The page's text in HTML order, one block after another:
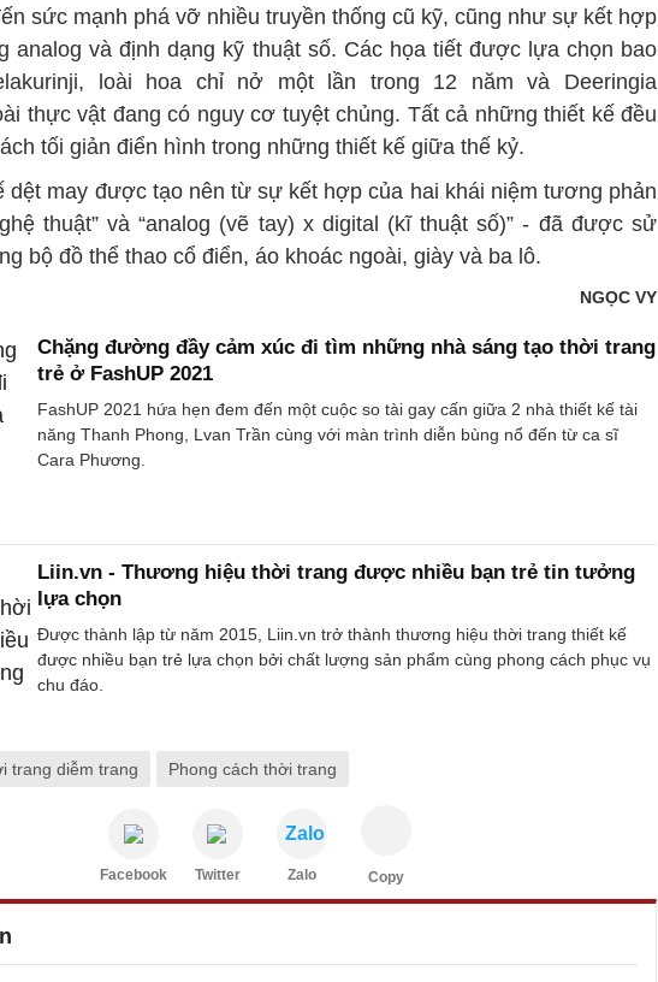
sức mạnh phá vỡ nhiều truyền thống cũ kỹ, cũng như sự kết hợp
analog và định dạng kỹ thuật số. Các họa tiết được lựa chọn bao
loài hoa chỉ nở một lần trong 12 năm và Deeringia
thực vật đang có nguy cơ tuyệt chủng. Tất cả những thiết kế đều
tối giản điển hình trong những thiết kế giữa thế kỷ.
dệt may được tạo nên từ sự kết hợp của hai khái niệm tương phản
thuật” và “analog (vẽ tay) x digital (kĩ thuật số)” - đã được sử
bộ đồ thể thao cổ điển, áo khoác ngoài, giày và ba lô.
NGỌC VY
Chặng đường đầy cảm xúc đi tìm những nhà sáng tạo thời trang
trẻ ở FashUP 2021
FashUP 2021 hứa hẹn đem đến một cuộc so tài gay cấn giữa 2 nhà thiết kế tài
năng Thanh Phong, Lvan Trần cùng với màn trình diễn bùng nổ đến từ ca sĩ
Cara Phương.
Liin.vn - Thương hiệu thời trang được nhiều bạn trẻ tin tưởng
lựa chọn
Được thành lập từ năm 2015, Liin.vn trở thành thương hiệu thời trang thiết kế
được nhiều bạn trẻ lựa chọn bởi chất lượng sản phẩm cùng phong cách phục vụ
chu đáo.
trang diễm trang Phong cách thời trang
Facebook Twitter
Zalo
Zalo Copy